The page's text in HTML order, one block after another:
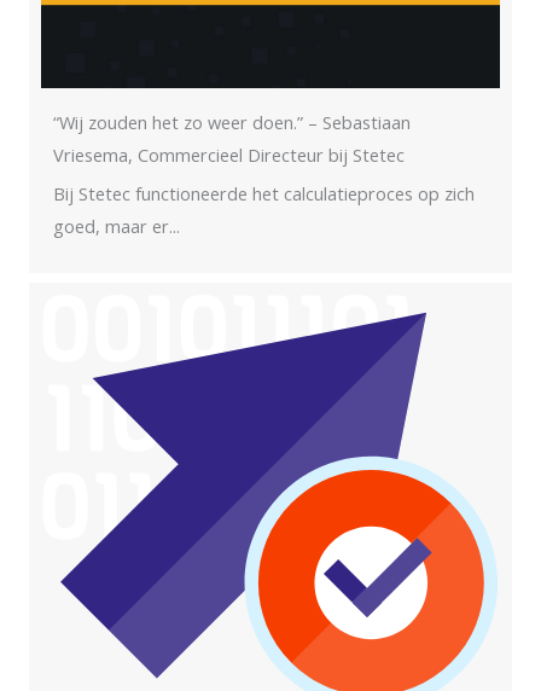
“Wij zouden het zo weer doen.” – Sebastiaan
Vriesema, Commercieel Directeur bij Stetec
Bij Stetec functioneerde het calculatieproces op zich
goed, maar er...